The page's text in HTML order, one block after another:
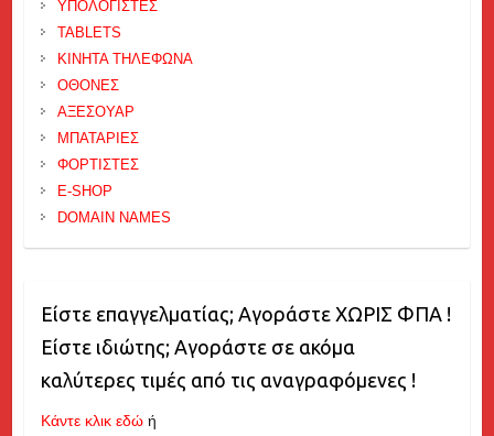
ΥΠΟΛΟΓΙΣΤΕΣ
TABLETS
ΚΙΝΗΤΑ ΤΗΛΕΦΩΝΑ
ΟΘΟΝΕΣ
ΑΞΕΣΟΥΑΡ
ΜΠΑΤΑΡΙΕΣ
ΦΟΡΤΙΣΤΕΣ
E-SHOP
DOMAIN NAMES
Είστε επαγγελματίας; Αγοράστε ΧΩΡΙΣ ΦΠΑ !
Είστε ιδιώτης; Αγοράστε σε ακόμα
καλύτερες τιμές από τις αναγραφόμενες !
Κάντε κλικ εδώή